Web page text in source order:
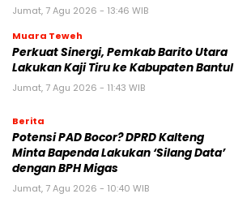
Jumat, 7 Agu 2026 - 13:46 WIB
Muara Teweh
Perkuat Sinergi, Pemkab Barito Utara
Lakukan Kaji Tiru ke Kabupaten Bantul
Jumat, 7 Agu 2026 - 11:43 WIB
Berita
Potensi PAD Bocor? DPRD Kalteng
Minta Bapenda Lakukan ‘Silang Data’
dengan BPH Migas
Jumat, 7 Agu 2026 - 10:40 WIB